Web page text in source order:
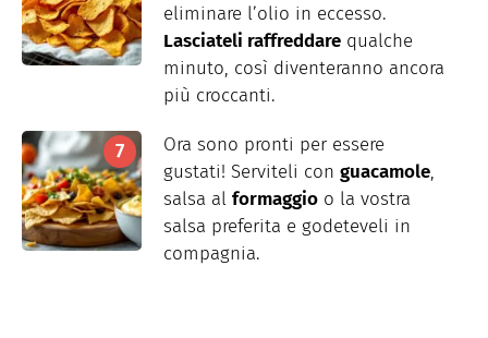
eliminare l’olio in eccesso.
Lasciateli raffreddare qualche
minuto, così diventeranno ancora
più croccanti.
Ora sono pronti per essere
gustati! Serviteli con guacamole,
salsa al formaggio o la vostra
salsa preferita e godeteveli in
compagnia.